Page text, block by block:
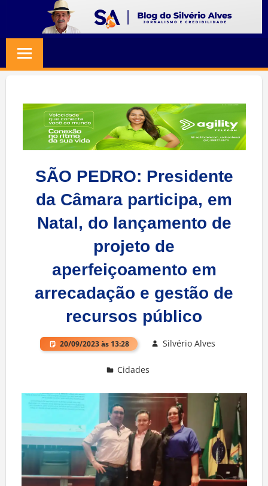
content
SILVERIO
ALVES
Jornalismo
Credibilidade
SÃO PEDRO: Presidente
da Câmara participa, em
Natal, do lançamento de
projeto de
aperfeiçoamento em
arrecadação e gestão de
recursos público
20/09/2023 às 13:28 Silvério Alves
Cidades